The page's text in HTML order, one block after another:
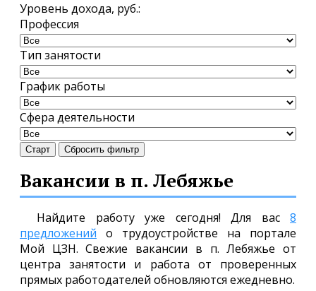
Уровень дохода, руб.:
Профессия
Тип занятости
График работы
Сфера деятельности
Старт Сбросить фильтр
Вакансии в п. Лебяжье
Найдите работу уже сегодня! Для вас 8
предложений о трудоустройстве на портале
Мой ЦЗН. Свежие вакансии в п. Лебяжье от
центра занятости и работа от проверенных
прямых работодателей обновляются ежедневно.